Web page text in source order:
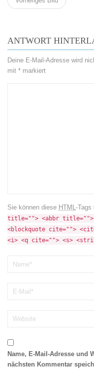
ANTWORT
Deine E-Mail-Adresse wird
mit * markiert
Sie können diese HTML-Tags
title=""> <abbr title="">
<blockquote cite="">
<i> <q cite=""> <s>
Name, E-Mail-Adresse und
nächsten Kommentar